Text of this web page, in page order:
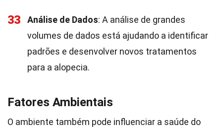
33 Análise de Dados: A análise de grandes
volumes de dados está ajudando a identificar
padrões e desenvolver novos tratamentos
para a alopecia.
Fatores Ambientais
O ambiente também pode influenciar a saúde do